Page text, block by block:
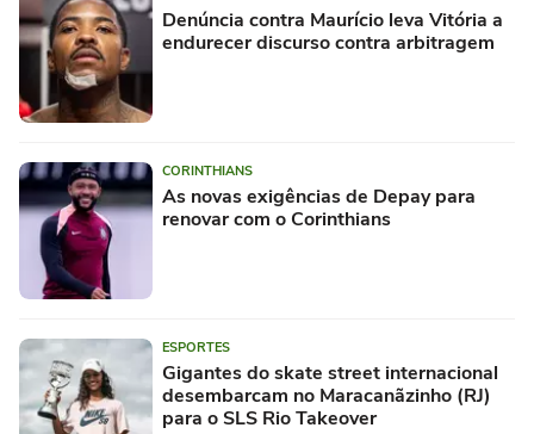
Denúncia contra Maurício leva Vitória a
endurecer discurso contra arbitragem
CORINTHIANS
As novas exigências de Depay para
renovar com o Corinthians
ESPORTES
Gigantes do skate street internacional
desembarcam no Maracanãzinho (RJ)
para o SLS Rio Takeover